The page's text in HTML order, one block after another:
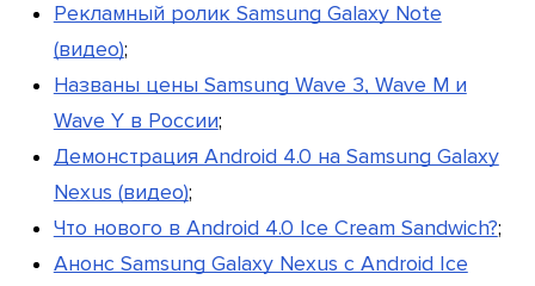
Рекламный ролик Samsung Galaxy Note
(видео);
Названы цены Samsung Wave 3, Wave M и
Wave Y в России;
Демонстрация Android 4.0 на Samsung Galaxy
Nexus (видео);
Что нового в Android 4.0 Ice Cream Sandwich?;
Анонс Samsung Galaxy Nexus с Android Ice